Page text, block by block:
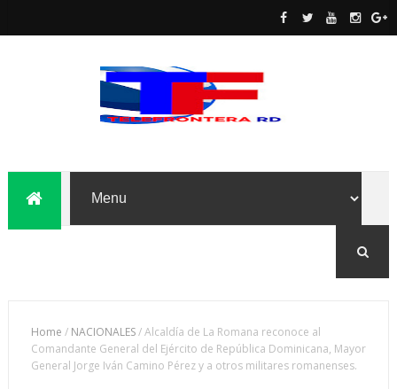
Home / NACIONALES/Alcaldía de La Romana reconoce al
Comandante General del Ejército de República Dominicana, Mayor
General Jorge Iván Camino Pérez y a otros militares romanenses.